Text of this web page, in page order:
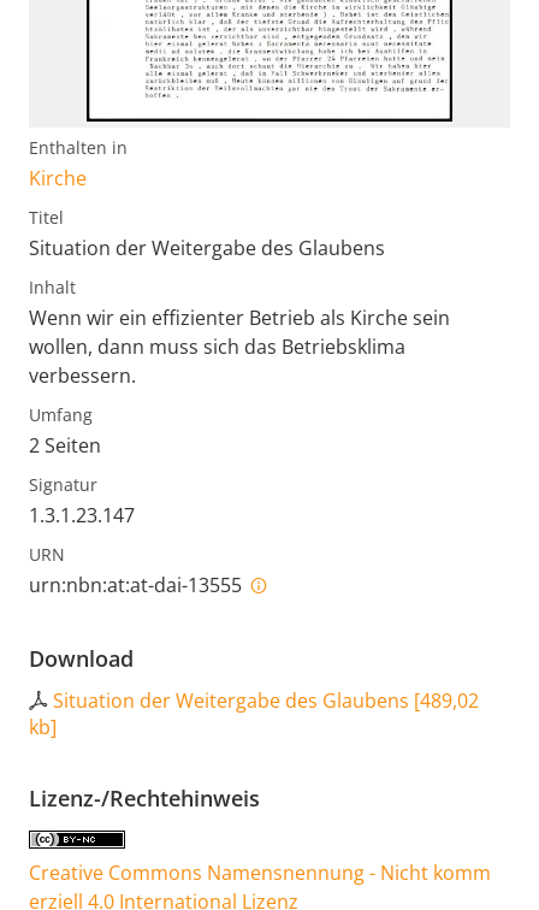
Enthalten in
Kirche
Titel
Situation der Weitergabe des Glaubens
Inhalt
Wenn wir ein effizienter Betrieb als Kirche sein
wollen, dann muss sich das Betriebsklima
verbessern.
Umfang
2 Seiten
Signatur
1.3.1.23.147
URN
urn:nbn:at:at-dai-13555
Download
Situation der Weitergabe des Glaubens [489,02
kb]
Lizenz-/Rechtehinweis
Creative Commons Namensnennung - Nicht komm
erziell 4.0 International Lizenz